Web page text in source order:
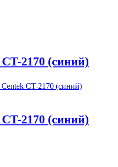
2170 (синий)
2170 (синий)